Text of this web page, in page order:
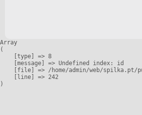
Array
(
    [type] => 8
    [message] => Undefined index: id
[file] => /home/admin/web/spilka.pt/
    [line] => 242